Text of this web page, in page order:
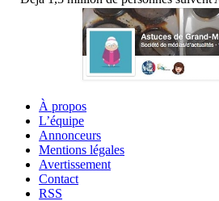
À propos
L’équipe
Annonceurs
Mentions légales
Avertissement
Contact
RSS